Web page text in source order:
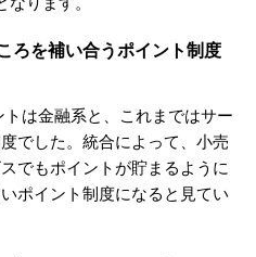
ろを補い合うポイント制度
は金融系と、これまではサー
でした。統合によって、小売
でもポイントが貯まるように
ポイント制度になると見てい